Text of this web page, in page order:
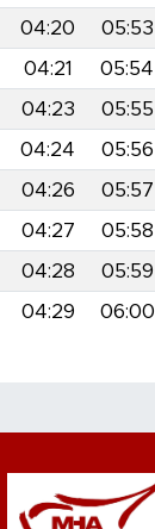
04:20 05:53
04:21 05:54
04:23 05:55
04:24 05:56
04:26 05:57
04:27 05:58
04:28 05:59
04:29 06:00